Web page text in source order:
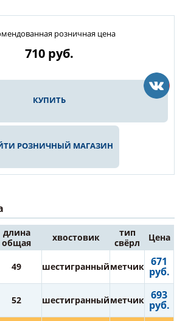
розничная цена
710 руб.
КУПИТЬ
РОЗНИЧНЫЙ МАГАЗИН
длина
общая
хвостовик
тип
свёрл
Цена
49 шестигранныйметчик 671
руб.
52 шестигранныйметчик 693
руб.